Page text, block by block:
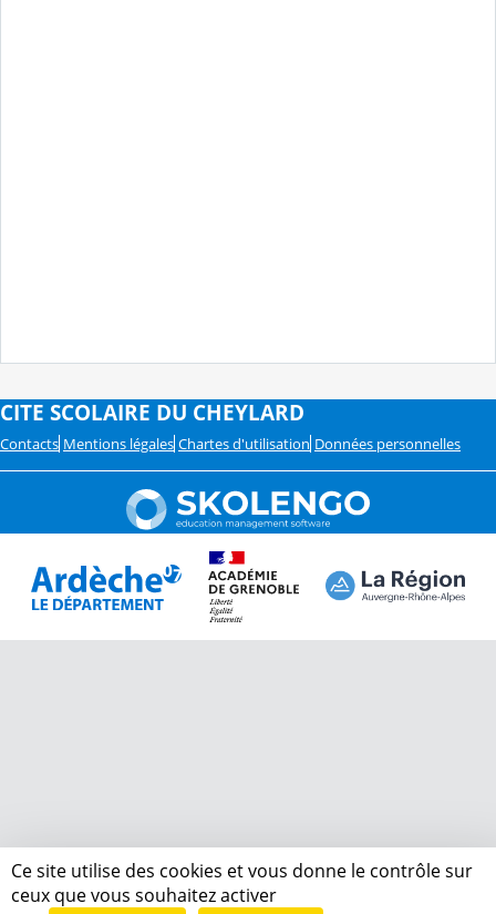
CITE SCOLAIRE DU CHEYLARD
Contacts Mentions légales Chartes d'utilisation Données personnelles
Ce site utilise des cookies et vous donne le contrôle sur
ceux que vous souhaitez activer